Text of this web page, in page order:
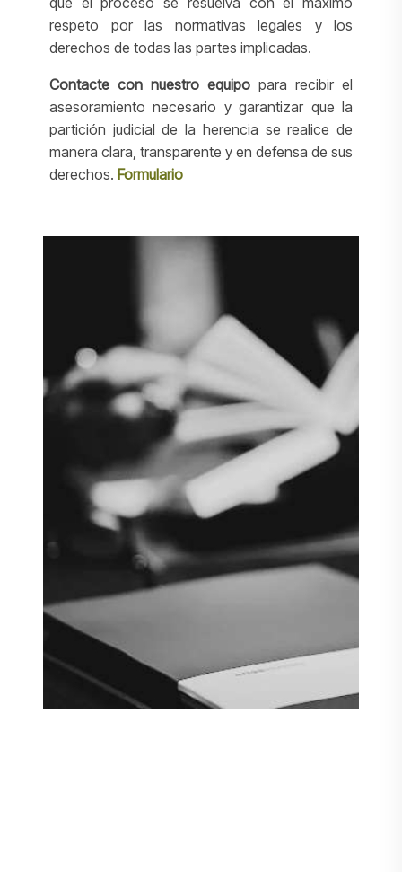
respeto por las normativas legales y los
derechos de todas las partes implicadas.
Contacte con nuestro equipo para recibir el
asesoramiento necesario y garantizar que la
partición judicial de la herencia se realice de
manera clara, transparente y en defensa de sus
derechos. Formulario